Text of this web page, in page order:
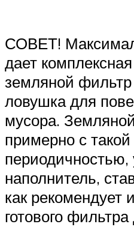
СОВЕТ!
дает
земляной
ловушка для
мусора.
примерно с
периодичностью,
наполнитель,
как рекомендует
готового